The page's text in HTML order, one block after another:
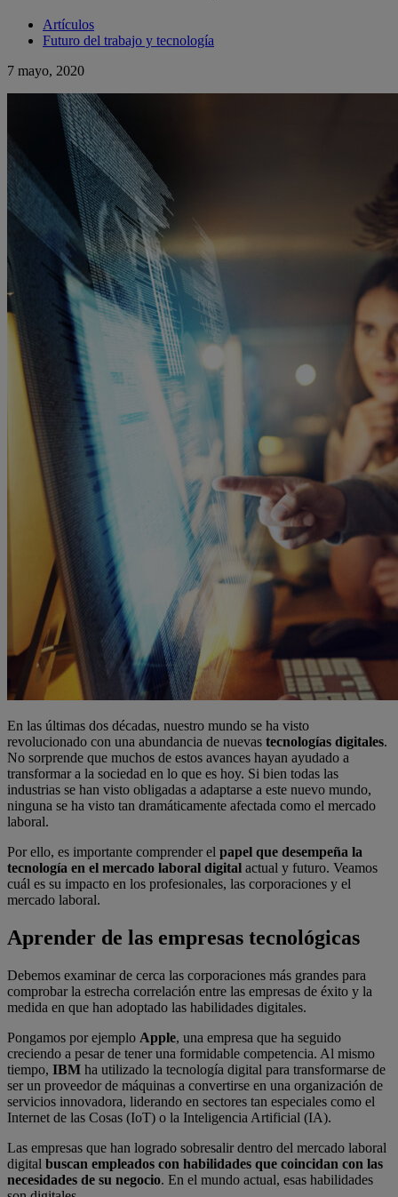
Artículos
Futuro del trabajo y tecnología
7 mayo, 2020
En las últimas dos décadas, nuestro mundo se ha visto
revolucionado con una abundancia de nuevas tecnologías digitales.
No sorprende que muchos de estos avances hayan ayudado a
transformar a la sociedad en lo que es hoy. Si bien todas las
industrias se han visto obligadas a adaptarse a este nuevo mundo,
ninguna se ha visto tan dramáticamente afectada como el mercado
laboral.
Por ello, es importante comprender el papel que desempeña la
tecnología en el mercado laboral digital actual y futuro. Veamos
cuál es su impacto en los profesionales, las corporaciones y el
mercado laboral.
Aprender de las empresas tecnológicas
Debemos examinar de cerca las corporaciones más grandes para
comprobar la estrecha correlación entre las empresas de éxito y la
medida en que han adoptado las habilidades digitales.
Pongamos por ejemplo Apple, una empresa que ha seguido
creciendo a pesar de tener una formidable competencia. Al mismo
tiempo, IBM ha utilizado la tecnología digital para transformarse de
ser un proveedor de máquinas a convertirse en una organización de
servicios innovadora, liderando en sectores tan especiales como el
Internet de las Cosas (IoT) o la Inteligencia Artificial (IA).
Las empresas que han logrado sobresalir dentro del mercado laboral
digital buscan empleados con habilidades que coincidan con las
necesidades de su negocio. En el mundo actual, esas habilidades